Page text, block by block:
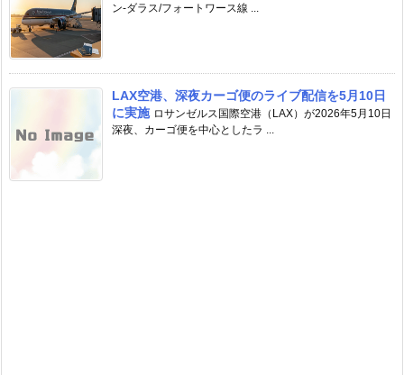
ン-ダラス/フォートワース線 ...
LAX空港、深夜カーゴ便のライブ配信を5月10日
に実施 ロサンゼルス国際空港（LAX）が2026年5月10日
深夜、カーゴ便を中心としたラ ...